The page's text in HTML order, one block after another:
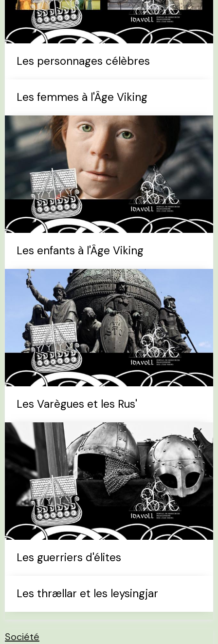
Les personnages célèbres
Les femmes à l'Âge Viking
Les enfants à l'Âge Viking
Les Varègues et les Rus'
Les guerriers d'élites
Les thrællar et les leysingjar
Société